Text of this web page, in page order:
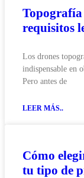
Topografía
requisitos
Los drones
indispensable en
Pero antes de
LEER MÁS..
Cómo
tu tipo de